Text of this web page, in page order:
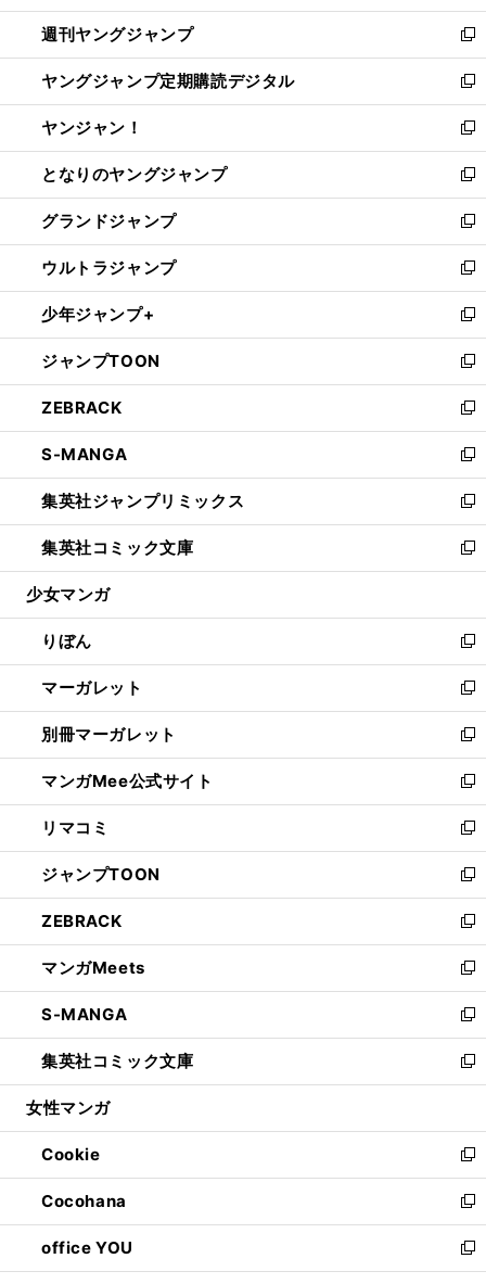
開
く
ウ
で
開
く
ン
ド
ウ
で
開
く
ウ
ィ
ン
ド
ウ
で
開
く
週刊ヤングジャンプ
新
し
い
ウ
ィ
ン
ド
ウ
で
開
く
ヤングジャンプ定期購読デジタル
新
し
い
ウ
ィ
ン
ド
ウ
で
開
く
ヤンジャン！
新
し
い
ウ
ィ
ン
ド
ウ
で
開
く
となりのヤングジャンプ
新
し
い
ウ
ィ
ン
ド
ウ
で
開
く
グランドジャンプ
新
し
い
ウ
ィ
ン
ド
ウ
で
開
く
ウルトラジャンプ
新
し
い
ウ
ィ
ン
ド
ウ
で
開
く
少年ジャンプ+
新
し
い
ウ
ィ
ン
ド
ウ
で
開
く
ジャンプTOON
新
し
い
ウ
ィ
ン
ド
ウ
で
開
ZEBRACK
新
し
い
ウ
ィ
ン
ド
ウ
開
く
S-MANGA
新
し
い
ウ
ィ
ン
ウ
で
開
く
集英社ジャンプリミックス
新
し
い
ウ
ン
ド
ウ
で
開
く
集英社コミック文庫
新
し
ウ
ィ
ン
ド
ウ
で
開
く
少女マンガ
りぼん
新
し
い
ウ
ィ
ン
ド
ウ
で
開
く
マーガレット
新
し
い
ウ
ィ
ン
ド
ウ
で
開
く
別冊マーガレット
新
し
い
ウ
ィ
ン
ド
ウ
で
開
く
マンガMee公式サイト
新
し
い
ウ
ィ
ン
ド
ウ
で
開
く
リマコミ
新
し
い
ウ
ィ
ン
ド
ウ
で
開
く
ジャンプTOON
新
し
い
ウ
ィ
ン
ド
ウ
で
開
ZEBRACK
新
し
い
ウ
ィ
ン
ド
ウ
開
く
マンガMeets
新
し
い
ウ
ィ
ン
ウ
で
開
く
S-MANGA
新
し
い
ウ
ン
ド
ウ
で
開
く
集英社コミック文庫
新
し
ウ
ィ
ン
ド
ウ
で
開
女性マンガ
Cookie
新
し
い
ウ
ィ
ン
Cocohana
新
し
い
ウ
office YOU
新
し